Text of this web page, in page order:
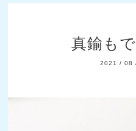
真鍮も
2021 / 08